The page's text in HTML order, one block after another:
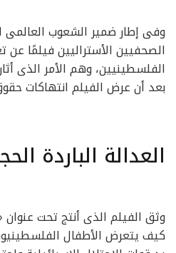
وفى إطار ضمير الشعوب
الصحفيين الأستراليين فيلمًا عن
الفلسطينيين، وهم الأمر الذى
بعد أن عرض الفيلم انتهاكات
العدالة الباردة
وثق الفيلم الذى أنتج تحت عنوان
كيف يتعرض الأطفال